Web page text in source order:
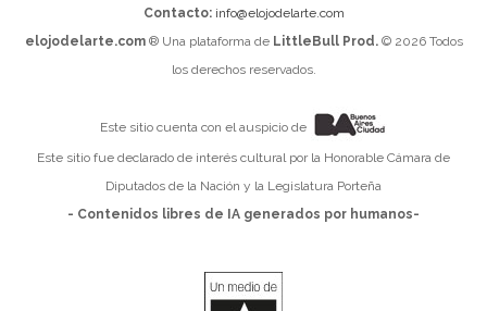
Contacto: info@elojodelarte.com
elojodelarte.com® Una plataforma de LittleBull Prod.© 2026 Todos
los derechos reservados.
Este sitio cuenta con el auspicio de
Este sitio fue declarado de interés cultural por la Honorable Cámara de
Diputados de la Nación y la Legislatura Porteña
- Contenidos libres de IA generados por humanos-